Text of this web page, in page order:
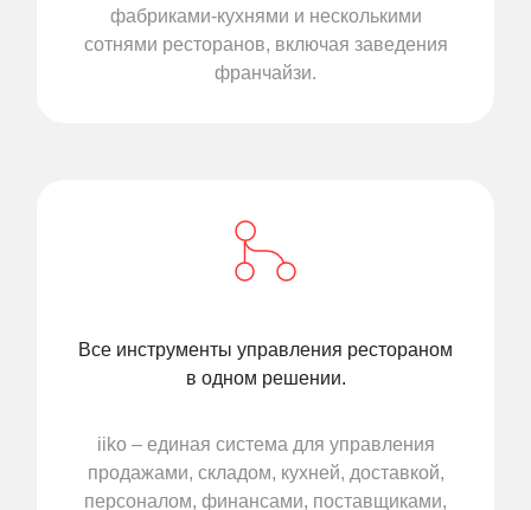
фабриками-кухнями и несколькими
сотнями ресторанов, включая заведения
франчайзи.
Все инструменты управления рестораном
в одном решении.
iiko – единая система для управления
продажами, складом, кухней, доставкой,
персоналом, финансами, поставщиками,